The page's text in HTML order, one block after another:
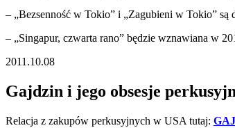
– „Bezsenność w Tokio” i „Zagubieni w Tokio”
– „Singapur, czwarta rano” będzie wznawiana w
2011.10.08
Gajdzin i jego obsesje
Relacja z zakupów perkusyjnych w USA tutaj: